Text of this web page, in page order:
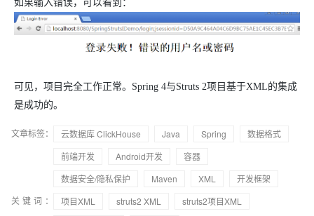
如果输入错误，可以看到：
可见，项目完全工作正常。Spring 4与Struts 2项目基于XML的集成
是成功的。
文章标签： 云数据库 ClickHouse Java Spring
数据格式
前端开发
Android开发
容器
数据安全/隐私保护
Maven XML
开发框架
关键词：
项目XML struts2 XML
struts2项目XML